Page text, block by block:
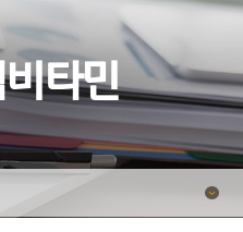
타민